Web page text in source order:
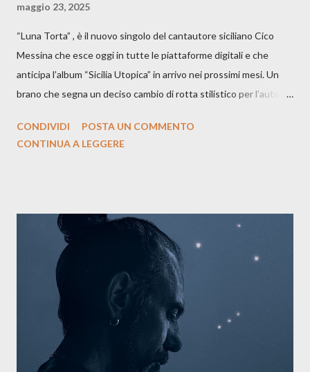
maggio 23, 2025
“Luna Torta” , è il nuovo singolo del cantautore siciliano Cico
Messina che esce oggi in tutte le piattaforme digitali e che
anticipa l’album “Sicilia Utopica” in arrivo nei prossimi mesi. Un
brano che segna un deciso cambio di rotta stilistico per l’autore
testo ibrido tra italiano e siciliano, e un’urgenza espressiva che
La canzone racconta la difficoltà di creare, e perfino di esistere,
sotto il peso della realtà. Ma lo fa cercando una via d’uscita, una
forma di assoluzione, nel vivere e nel suonare, nel trovare respiro
anche quando l’aria sembra farsi più densa. Il brano è anche una
dichiarazione d’intenti: Cico Messina apre il suo nuovo percorso
artistico con una composizi...
CONDIVIDI
POSTA UN COMMENTO
CONTINUA A LEGGERE